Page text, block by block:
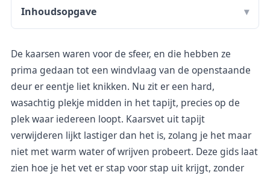
De kaarsen waren voor de sfeer, en die hebben ze
prima gedaan tot een windvlaag van de openstaande
deur er eentje liet knikken. Nu zit er een hard,
wasachtig plekje midden in het tapijt, precies op de
plek waar iedereen loopt. Kaarsvet uit tapijt
verwijderen lijkt lastiger dan het is, zolang je het maar
niet met warm water of wrijven probeert. Deze gids laat
zien hoe je het vet er stap voor stap uit krijgt, zonder
Inhoudsopgave